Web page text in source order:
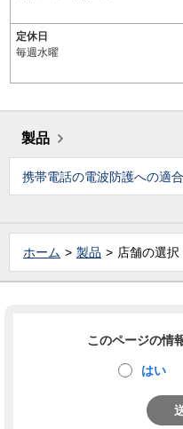
定休日
毎週水曜
製品
携帯電話の電波防護への適
ホーム 製品 店舗の選択
このページの情
はい